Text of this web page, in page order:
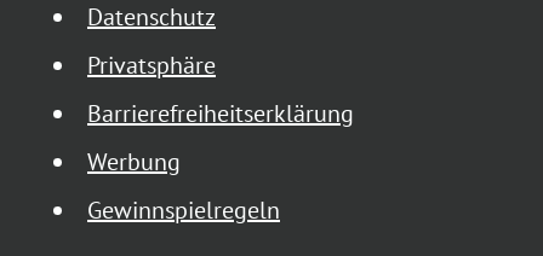
Datenschutz
Privatsphäre
Barrierefreiheitserklärung
Werbung
Gewinnspielregeln